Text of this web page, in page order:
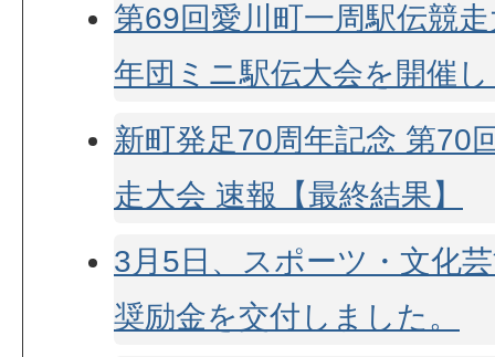
第69回愛川町一周駅伝競
年団ミニ駅伝大会を開催
新町発足70周年記念 第70
走大会 速報【最終結果】
3月5日、スポーツ・文化
奨励金を交付しました。